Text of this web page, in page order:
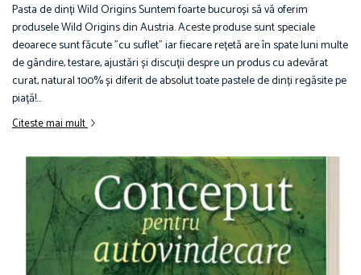
Pasta de dinți Wild Origins Suntem foarte bucuroși să vă oferim
produsele Wild Origins din Austria. Aceste produse sunt speciale
deoarece sunt făcute ”cu suflet” iar fiecare rețetă are în spate luni multe
de gândire, testare, ajustări și discuții despre un produs cu adevărat
curat, natural 100% și diferit de absolut toate pastele de dinți regăsite pe
piață!...
Citeste mai mult